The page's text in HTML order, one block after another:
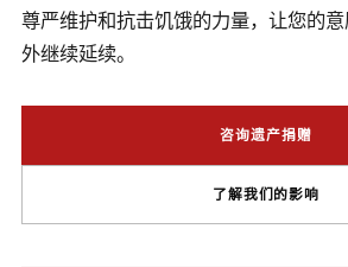
尊严维护和抗击饥饿的力量，让您的
外继续延续。
咨询遗产捐赠
了解我们的影响